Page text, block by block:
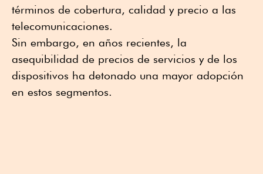
términos de cobertura, calidad y precio a las
telecomunicaciones.
Sin embargo, en años recientes, la
asequibilidad de precios de servicios y de los
dispositivos ha detonado una mayor adopción
en estos segmentos.